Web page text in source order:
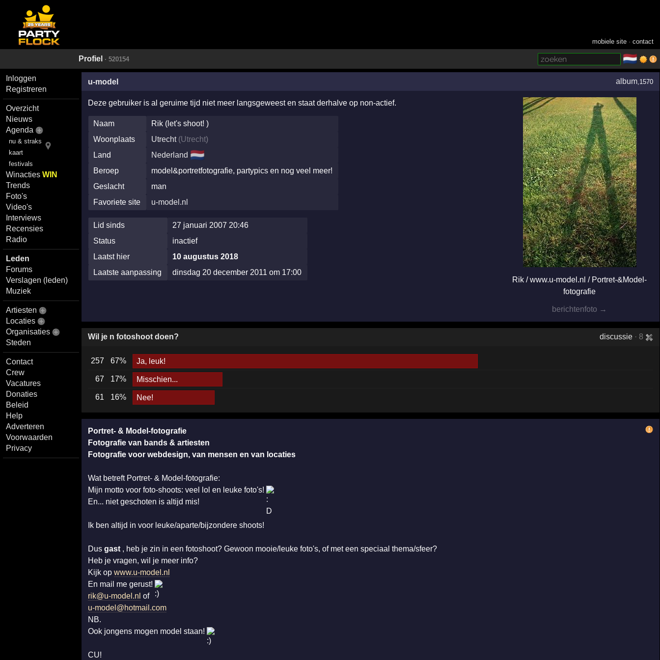
mobiele site ·contact
Profiel · 520154 🇳🇱
Inloggen
Registreren
Overzicht
Nieuws
Agenda
nu & straks
kaart
festivals
WinactiesWIN
Trends
Foto's
Video's
Interviews
Recensies
Radio
Leden
Forums
Verslagen (leden)
Muziek
Artiesten
Locaties
Organisaties
Steden
Contact
Crew
Vacatures
Donaties
Beleid
Help
Adverteren
Voorwaarden
Privacy
u-model album ,1570
Rik / www.u-model.nl / Portret-&Model-
fotografie
berichtenfoto →
Deze gebruiker is al geruime tijd niet meer langsgeweest en staat derhalve op non-actief.
Naam
Rik (let's shoot! )
Woonplaats
Utrecht (Utrecht)
Land
Nederland 🇳🇱
Beroep
model&portretfotografie, partypics en nog veel meer!
Geslacht
man
Favoriete site
u-model.nl
Lid sinds
27 januari 2007 20:46
Status
inactief
Laatst hier
10 augustus 2018
Laatste aanpassing
dinsdag 20 december 2011 om 17:00
Wil je n fotoshoot doen? discussie · 8
257 67% Ja, leuk!
67 17% Misschien...
61 16% Nee!
Portret- & Model-fotografie
Fotografie van bands & artiesten
Fotografie voor webdesign, van mensen en van locaties
Wat betreft Portret- & Model-fotografie:
Mijn motto voor foto-shoots: veel lol en leuke foto's!
En... niet geschoten is altijd mis!
Ik ben altijd in voor leuke/aparte/bijzondere shoots!
Dus gast, heb je zin in een fotoshoot? Gewoon mooie/leuke foto's, of met een speciaal thema/sfeer?
Heb je vragen, wil je meer info?
Kijk op www.u-model.nl
En mail me gerust!
rik@u-model.nl of
u-model@hotmail.com
NB.
Ook jongens mogen model staan!
CU!